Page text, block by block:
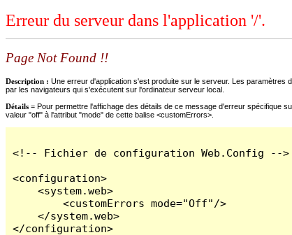
Erreur du serveur dans l'application '/'.
Page Not Found !!
Description : Une erreur d'application s'est produite sur le serveur. Les paramètres
par les navigateurs qui s'exécutent sur l'ordinateur serveur local.
Détails = Pour permettre l'affichage des détails de ce message d'erreur spécifique
valeur "off" à l'attribut "mode" de cette balise <customErrors>.
<!-- Fichier de configuration Web.Config -->
<configuration>
    <system.web>
        <customErrors mode="Off"/>
    </system.web>
</configuration>